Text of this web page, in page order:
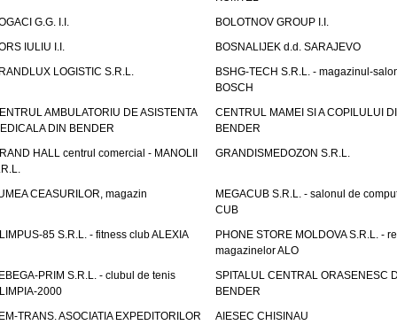
G.G. I.I.
BOLOTNOV GROUP I.I.
IULIU I.I.
BOSNALIJEK d.d. SARAJEVO
LOGISTIC S.R.L.
BSHG-TECH S.R.L. - magazinul-
BOSCH
AMBULATORIU DE ASISTENTA
DIN BENDER
CENTRUL MAMEI SI A COPILULUI
BENDER
HALL centrul comercial - MANOLII
GRANDISMEDOZON S.R.L.
CEASURILOR, magazin
MEGACUB S.R.L. - salonul de
CUB
85 S.R.L. - fitness club ALEXIA
PHONE STORE MOLDOVA S.R.L. -
magazinelor ALO
PRIM S.R.L. - clubul de tenis
2000
SPITALUL CENTRAL ORASENESC
BENDER
TRANS. ASOCIATIA EXPEDITORILOR
AIESEC CHISINAU